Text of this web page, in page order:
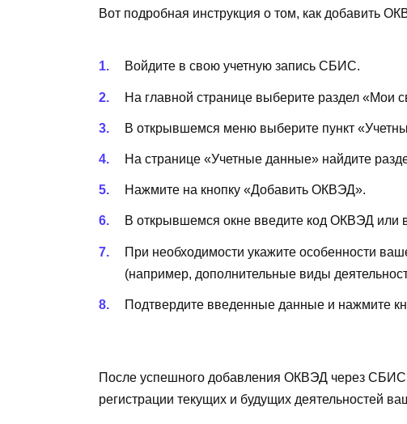
Вот подробная инструкция о том, как добавить
Войдите в свою учетную запись СБИС.
На главной странице выберите раздел «Мои
В открывшемся меню выберите пункт
На странице «Учетные данные» найдите
Нажмите на кнопку «Добавить ОКВЭД».
В открывшемся окне введите код ОКВЭД или
При необходимости укажите особенности
(например, дополнительные виды
Подтвердите введенные данные и нажмите
После успешного добавления ОКВЭД через СБИС
регистрации текущих и будущих деятельностей